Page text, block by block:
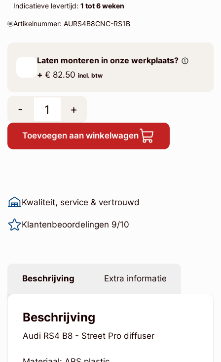
Indicatieve levertijd: 1 tot 6 weken
Artikelnummer: AURS4B8CNC-RS1B
Laten monteren in onze werkplaats?
+ € 82.50 incl. btw
- +
Toevoegen aan winkelwagen
Kwaliteit, service & vertrouwd
Klantenbeoordelingen 9/10
Beschrijving Extra informatie
Beschrijving
Audi RS4 B8 - Street Pro diffuser